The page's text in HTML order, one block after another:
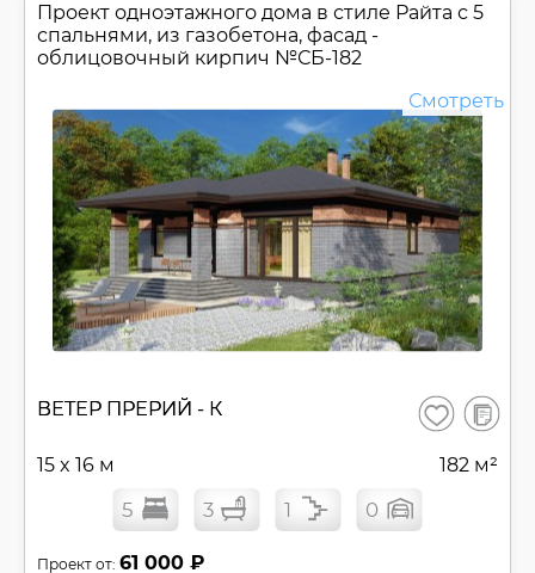
Проект одноэтажного дома в стиле Райта с 5
спальнями, из газобетона, фасад -
облицовочный кирпич №СБ-182
Смотреть
ВЕТЕР ПРЕРИЙ - К Сохранить
В
15 x 16 м 182 м²
5 3 1 0
Проект от: 61 000 ₽